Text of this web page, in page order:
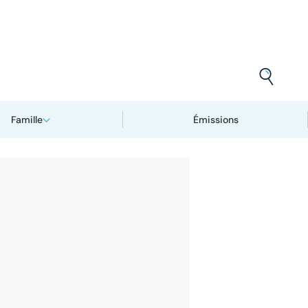
Famille Émissions